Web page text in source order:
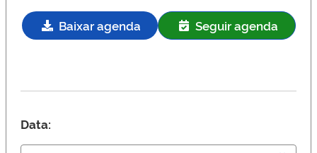
Baixar agenda Seguir agenda
Data: